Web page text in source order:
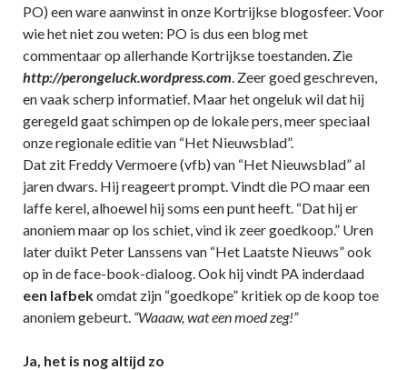
PO) een ware aanwinst in onze Kortrijkse blogosfeer. Voor
wie het niet zou weten: PO is dus een blog met
commentaar op allerhande Kortrijkse toestanden. Zie
http://perongeluck.wordpress.com. Zeer goed geschreven,
en vaak scherp informatief. Maar het ongeluk wil dat hij
geregeld gaat schimpen op de lokale pers, meer speciaal
onze regionale editie van “Het Nieuwsblad”.
Dat zit Freddy Vermoere (vfb) van “Het Nieuwsblad” al
jaren dwars. Hij reageert prompt. Vindt die PO maar een
laffe kerel, alhoewel hij soms een punt heeft. “Dat hij er
anoniem maar op los schiet, vind ik zeer goedkoop.” Uren
later duikt Peter Lanssens van “Het Laatste Nieuws” ook
op in de face-book-dialoog. Ook hij vindt PA inderdaad
een lafbekomdat zijn “goedkope” kritiek op de koop toe
anoniem gebeurt. “Waaaw, wat een moed zeg!”
Ja, het is nog altijd zo